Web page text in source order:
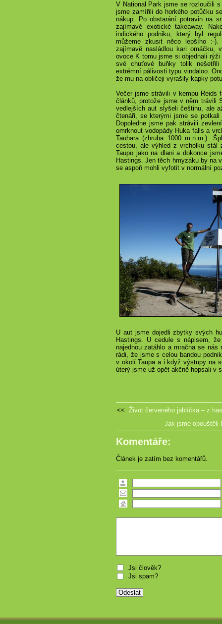
V National Park jsme se rozloučili
jsme zamířili do horkého potůčku
nákup. Po obstarání potravin na
zajímavé exotické takeaway.
indického podniku, který byl
můžeme zkusit něco lepšího :-
zajímavě nasládlou kari omáčku,
ovoce K tomu jsme si objednali
své chuťové buňky tolik
extrémní pálivosti typu vindaloo.
že mu na obličeji vyrašily kapky
Večer jsme strávili v kempu Reids
článků, protože jsme v něm trávili
vedlejších aut slyšeli češtinu, ale
čtenáři, se kterými jsme se
Dopoledne jsme pak strávili
omrknout vodopády Huka falls a
Tauhara (zhruba 1000 m.n.m.).
cestou, ale výhled z vrcholku
Taupo jako na dlani a dokonce
Hastings. Jen těch hmyzáku by na
se aspoň mohli vyfotit v normální
U aut jsme dojedli zbytky svých
Hastings. U cedule s nápisem,
najednou zatáhlo a mračna se
rádi, že jsme s celou bandou
v okolí Taupa a i když výstupy na
úterý jsme už opět akčně hopsali v
<< Život červeného jablíčka – z
Jak jsme opouštěli
Komentáře:
Článek je zatím bez komentářů.
Jsi člověk?
Jsi spam?